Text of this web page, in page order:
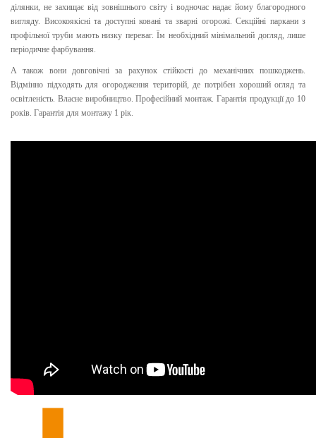
ділянки, не захищає від зовнішнього світу і водночас надає йому благородного
вигляду. Високоякісні та доступні ковані та зварні огорожі. Секційні паркани з
профільної труби мають низку переваг. Їм необхідний мінімальний догляд, лише
періодичне фарбування.
А також вони довговічні за рахунок стійкості до механічних пошкоджень.
Відмінно підходять для огородження територій, де потрібен хороший огляд та
освітленість. Власне виробництво. Професійний монтаж. Гарантія продукції до 10
років. Гарантія для монтажу 1 рік. ⠀